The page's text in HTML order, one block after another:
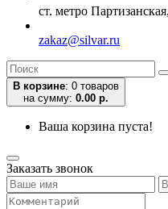
ст. метро
zakaz@silvar.ru
В корзине: 0 товаров
на сумму: 0.00 р.
Ваша корзина пуста!
Заказать звонок